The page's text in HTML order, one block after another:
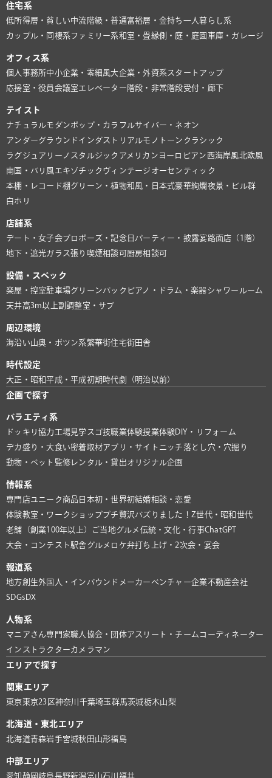
住宅系
低所得層・貧しい中流階級・普通富裕層・金持ち 一人暮らし系
カップル・同棲系ファミリー系和室・畳縁側・庭・庭園 車庫・ガレージ
オフィス系
個人事務所中小企業・零細風大企業・外資系スタートアップ
応接室・役員会議室 エレベーター階段・非常階段受付・廊下
テイスト
ナチュラルモダンポップ・カラフルサイバー・ネオン
アンダーグラウンド インダストリアルモノトーン クラシック
ラグジュアリー ノスタルジック アメリカン ヨーロピアン西海岸風 北欧風
南国・バリ風 エキゾチック ヴィンテージ オーセンティック
本棚・レコード棚グリーン・植物和風・日本式豪華絢爛夜景・ビル群
白ホリ
店舗系
デート・女子会プロポーズ・記念日 パーティー・披露宴路面店（1階）
地下・遮光ガラス張り 喫煙相談可厨房相談可
設備・スペック
楽屋・控室駐車場グリーンバック ピアノ・ドラム・楽器シャワールーム
天井高3m以上副調整室・サブ
周辺環境
海沿い山奥・ポツン系繁華街住宅街田舎
時代設定
大正・昭和平成・平成初期時代劇（明治以前）
企画で探す
バラエティ系
ドッキリ協力 工場見学 スゴ技職業体験授業体験DIY・リフォーム
デカ盛り・大食い密着取材アプリ・サイト ニッチ落とし穴・穴掘り
動物・ペット 監修レンタル・貸出オリジナル企画
情報系
専門店ユニーク商品 日本初・世界初結婚相談・恋愛
体験教室・ワークショッププチ贅沢 バズりました！ Z世代・昭和世代
老舗（創業100年以上）
ご当地グルメ 伝統・文化・行事ChatGPT
大会・コンテスト 駅舎グルメ ロケ弁打ち上げ・2次会・宴会
報道系
地方創生外国人・インバウンド メーカー ベンチャー企業不動産会社
SDGsDX
人物系
マニアさん専門家職人 協会・団体アスリート・チーム コーディネーター
インストラクターカメラマン
エリアで探す
関東エリア
東京東京23区神奈川 千葉埼玉群馬茨城栃木山梨
北海道・東北エリア
北海道青森岩手宮城秋田 山形福島
中部エリア
愛知 静岡 岐阜長野新潟富山石川 福井